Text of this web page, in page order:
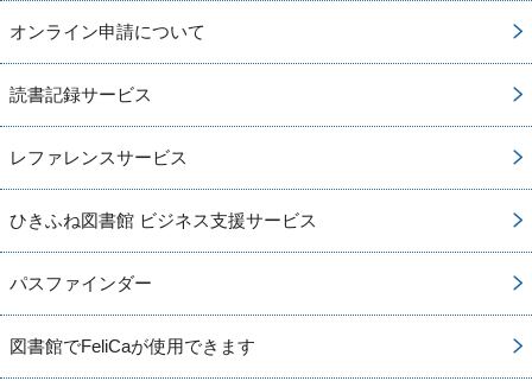
オンライン申請について
読書記録サービス
レファレンスサービス
ひきふね図書館 ビジネス支援サービス
パスファインダー
図書館でFeliCaが使用できます